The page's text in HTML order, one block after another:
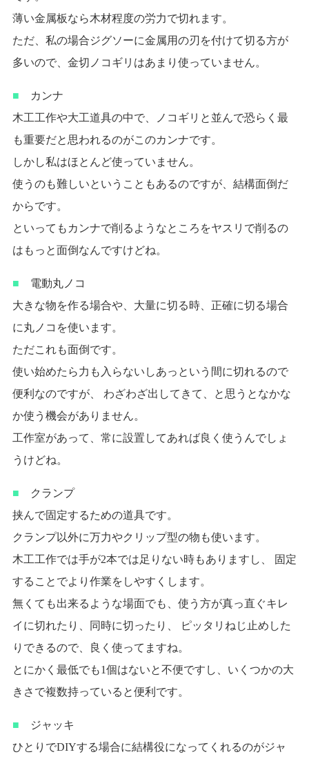
薄い金属板なら木材程度の労力で切れます。
ただ、私の場合ジグソーに金属用の刃を付けて切る方が
多いので、金切ノコギリはあまり使っていません。
■ カンナ
木工工作や大工道具の中で、ノコギリと並んで恐らく最
も重要だと思われるのがこのカンナです。
しかし私はほとんど使っていません。
使うのも難しいということもあるのですが、結構面倒だ
からです。
といってもカンナで削るようなところをヤスリで削るの
はもっと面倒なんですけどね。
■ 電動丸ノコ
大きな物を作る場合や、大量に切る時、正確に切る場合
に丸ノコを使います。
ただこれも面倒です。
使い始めたら力も入らないしあっという間に切れるので
便利なのですが、 わざわざ出してきて、と思うとなかな
か使う機会がありません。
工作室があって、常に設置してあれば良く使うんでしょ
うけどね。
■ クランプ
挟んで固定するための道具です。
クランプ以外に万力やクリップ型の物も使います。
木工工作では手が2本では足りない時もありますし、 固定
することでより作業をしやすくします。
無くても出来るような場面でも、使う方が真っ直ぐキレ
イに切れたり、同時に切ったり、 ピッタリねじ止めした
りできるので、良く使ってますね。
とにかく最低でも1個はないと不便ですし、いくつかの大
きさで複数持っていると便利です。
■ ジャッキ
ひとりでDIYする場合に結構役になってくれるのがジャ